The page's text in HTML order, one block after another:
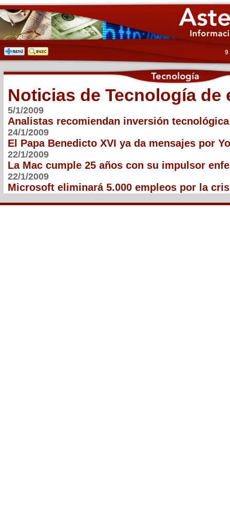
9
Noticias de Tecnología de
5/1/2009
Analistas recomiendan inversión tecnológica
24/1/2009
El Papa Benedicto XVI ya da mensajes por
22/1/2009
La Mac cumple 25 años con su impulsor
22/1/2009
Microsoft eliminará 5.000 empleos por la